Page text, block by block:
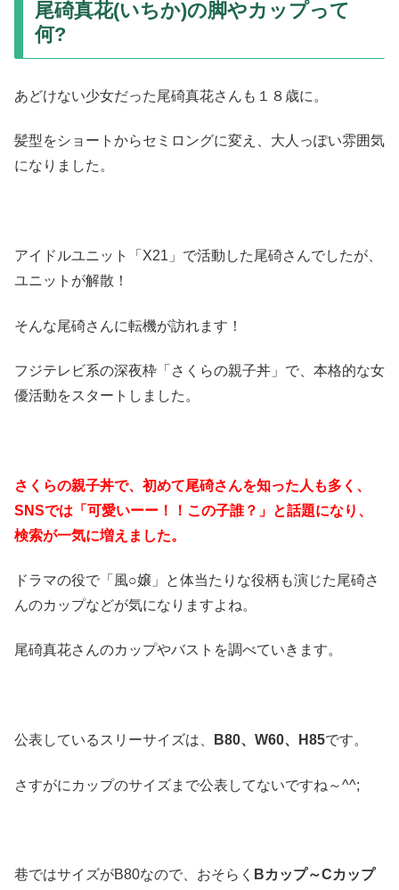
尾碕真花(いちか)の脚やカップって
何?
あどけない少女だった尾碕真花さんも１８歳に。
髪型をショートからセミロングに変え、大人っぽい雰囲気
になりました。
アイドルユニット「X21」で活動した尾碕さんでしたが、
ユニットが解散！
そんな尾碕さんに転機が訪れます！
フジテレビ系の深夜枠「さくらの親子丼」で、本格的な女
優活動をスタートしました。
さくらの親子丼で、初めて尾碕さんを知った人も多く、
SNSでは「可愛いーー！！この子誰？」と話題になり、
検索が一気に増えました。
ドラマの役で「風○嬢」と体当たりな役柄も演じた尾碕さ
んのカップなどが気になりますよね。
尾碕真花さんのカップやバストを調べていきます。
公表しているスリーサイズは、 B80、W60、H85です。
さすがにカップのサイズまで公表してないですね～^^;
巷ではサイズがB80なので、おそらく Bカップ～Cカップ